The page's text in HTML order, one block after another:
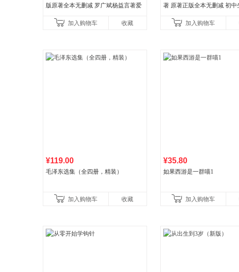
版原著全本无删减 罗广斌杨益言著爱
国青年出版社加入购物车 收藏
著 原著正版全本无删减 初中
加入购物车
¥119.00
毛泽东选集（全四册，精装）
加入购物车 收藏
¥35.80
如果西游是一群喵1
加入购物车